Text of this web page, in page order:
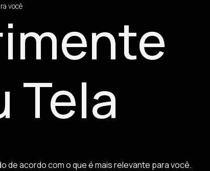
você
Tela
de acordo com o que é mais relevante para você.